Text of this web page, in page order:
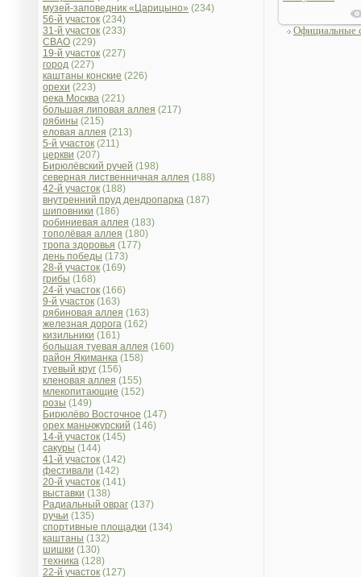
музей-заповедник «Царицыно» (234)
56-й участок (234)
31-й участок (233)
СВАО (229)
19-й участок (227)
город (227)
каштаны конские (226)
орехи (223)
река Москва (221)
большая липовая аллея (217)
рябины (215)
еловая аллея (213)
5-й участок (211)
церкви (207)
Бирюлёвский ручей (198)
северная лиственничная аллея (188)
42-й участок (188)
внутренний пруд дендропарка (187)
шиповники (186)
робиниевая аллея (183)
тополёвая аллея (180)
тропа здоровья (177)
день победы (173)
28-й участок (169)
грибы (168)
24-й участок (166)
9-й участок (163)
рябиновая аллея (163)
железная дорога (162)
кизильники (161)
большая туевая аллея (160)
район Якиманка (158)
туевый круг (156)
кленовая аллея (155)
млекопитающие (152)
розы (149)
Бирюлёво Восточное (147)
орех маньчжурский (146)
14-й участок (145)
сакуры (144)
41-й участок (142)
фестивали (142)
20-й участок (141)
выставки (138)
Радиальный овраг (137)
ручьи (135)
спортивные площадки (134)
каштаны (132)
шишки (130)
техника (128)
22-й участок (127)
Официальные